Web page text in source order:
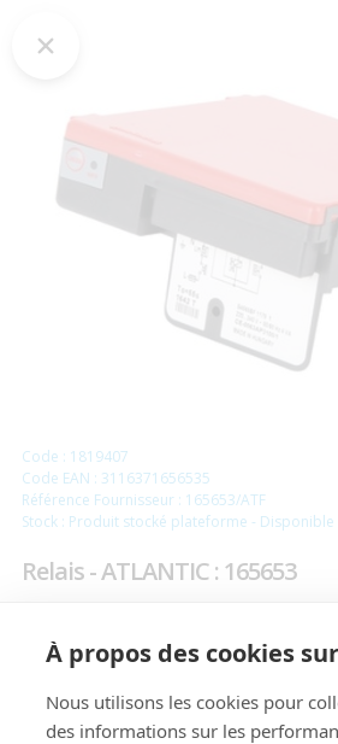
Code : 1819407
Code EAN : 3116371656535
Référence Fournisseur : 165653/ATF
Stock : Produit stocké plateforme - Disponible
Relais - ATLANTIC : 165653
Prix public
279,65 €TTC/PIECE
À propos des cookies
Nous utilisons les cookies pour
des informations sur les